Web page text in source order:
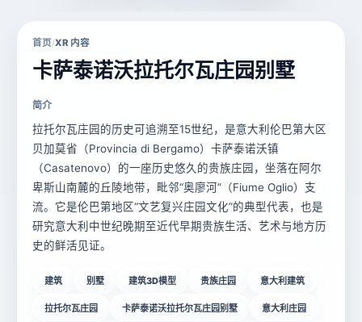
首页/XR 内容
卡萨泰诺沃拉托尔瓦庄园别墅
简介
拉托尔瓦庄园的历史可追溯至​​15世纪​​，是意大利伦巴第大区
贝加莫省（Provincia di Bergamo）卡萨泰诺沃镇
（Casatenovo）的一座历史悠久的贵族庄园，坐落在阿尔
卑斯山南麓的丘陵地带，毗邻“奥廖河”（Fiume Oglio）支
流。它是伦巴第地区“文艺复兴庄园文化”的典型代表，也是
研究意大利中世纪晚期至近代早期贵族生活、艺术与地方历
史的鲜活见证。
建筑 别墅 建筑3D模型 贵族庄园 意大利建筑
拉托尔瓦庄园 卡萨泰诺沃拉托尔瓦庄园别墅 意大利庄园